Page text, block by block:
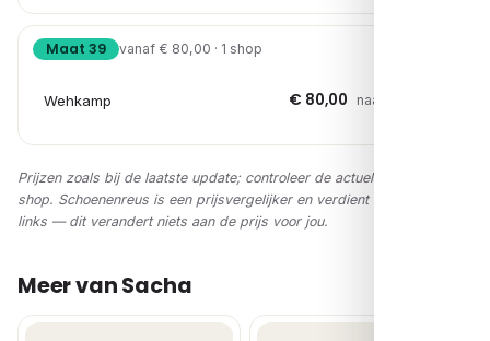
Maat 39 vanaf € 80,00 · 1 shop
Wehkamp € 80,00 naar shop →
Prijzen zoals bij de laatste update; controleer de actuele prijs in de
shop. Schoenenreus is een prijsvergelijker en verdient via affiliate-
links — dit verandert niets aan de prijs voor jou.
Meer van Sacha